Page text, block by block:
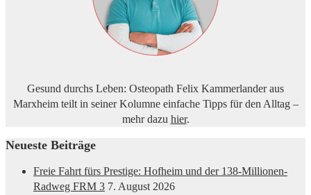
Gesund durchs Leben: Osteopath Felix Kammerlander aus
Marxheim teilt in seiner Kolumne einfache Tipps für den Alltag –
mehr dazu hier.
Neueste Beiträge
Freie Fahrt fürs Prestige: Hofheim und der 138-Millionen-
Radweg FRM 3 7. August 2026